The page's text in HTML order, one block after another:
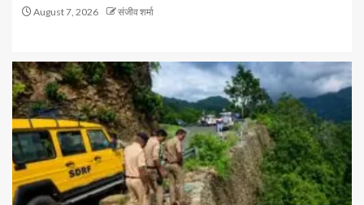
August 7, 2026 संजीव शर्मा